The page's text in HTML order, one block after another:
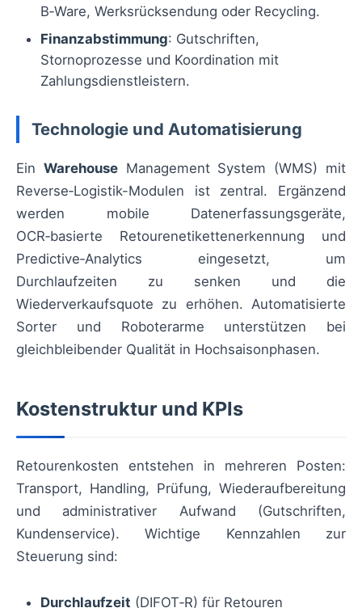
B‑Ware, Werksrücksendung oder Recycling.
Finanzabstimmung: Gutschriften,
Stornoprozesse und Koordination mit
Zahlungsdienstleistern.
Technologie und Automatisierung
Ein WarehouseManagement System (WMS) mit
Reverse‑Logistik-Modulen ist zentral. Ergänzend
werden mobile Datenerfassungsgeräte,
OCR‑basierte Retourenetikettenerkennung und
Predictive‑Analytics eingesetzt, um
Durchlaufzeiten zu senken und die
Wiederverkaufsquote zu erhöhen. Automatisierte
Sorter und Roboterarme unterstützen bei
gleichbleibender Qualität in Hochsaisonphasen.
Kostenstruktur und KPIs
Retourenkosten entstehen in mehreren Posten:
Transport, Handling, Prüfung, Wiederaufbereitung
und administrativer Aufwand (Gutschriften,
Kundenservice). Wichtige Kennzahlen zur
Steuerung sind:
Durchlaufzeit (DIFOT‑R) für Retouren